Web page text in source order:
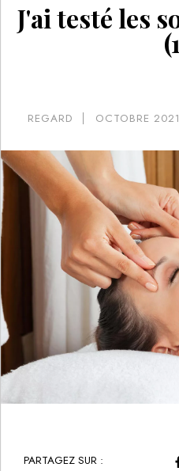
J'ai testé les
REGARD OCTOBRE 2021
PARTAGEZ SUR :